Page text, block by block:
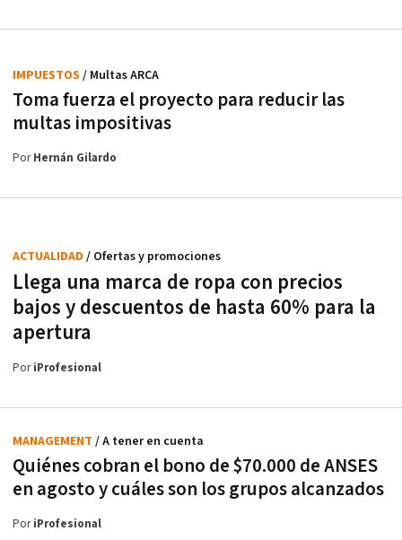
Toma fuerza el proyecto para reducir las
multas impositivas
IMPUESTOS / Multas ARCA
PorHernán Gilardo
Llega una marca de ropa con precios
bajos y descuentos de hasta 60% para la
apertura
ACTUALIDAD / Ofertas y promociones
PoriProfesional
Quiénes cobran el bono de $70.000 de ANSES
en agosto y cuáles son los grupos alcanzados
MANAGEMENT / A tener en cuenta
PoriProfesional